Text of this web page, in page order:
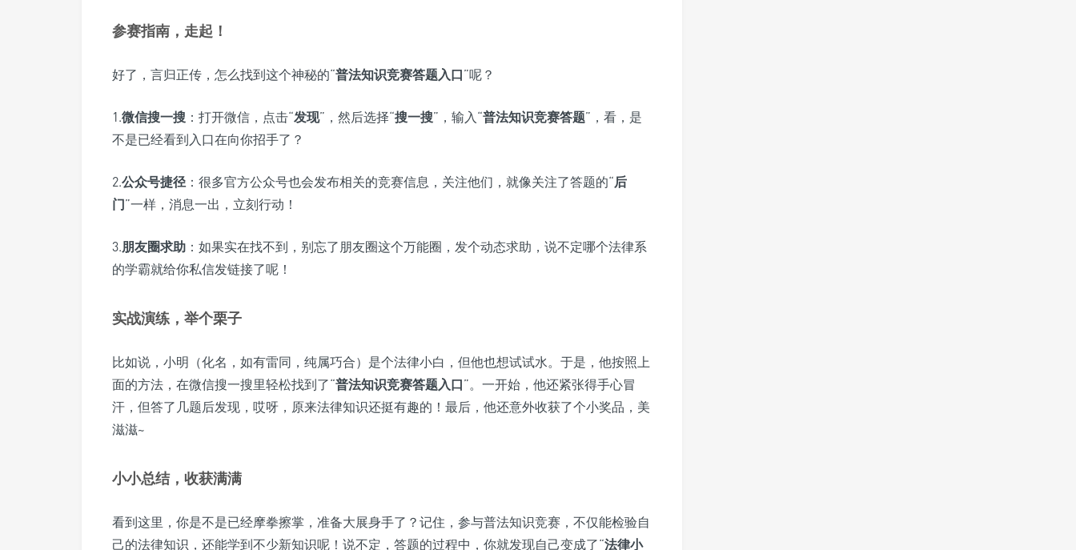
参赛指南，走起！
好了，言归正传，怎么找到这个神秘的“普法知识竞赛答题入口”呢？
1.微信搜一搜 ：打开微信，点击“发现”，然后选择“搜一搜”，输入“普法知识竞赛答题”，看，是
不是已经看到入口在向你招手了？
2.公众号捷径 ：很多官方公众号也会发布相关的竞赛信息，关注他们，就像关注了答题的“后
门”一样，消息一出，立刻行动！
3.朋友圈求助 ：如果实在找不到，别忘了朋友圈这个万能圈，发个动态求助，说不定哪个法律系
的学霸就给你私信发链接了呢！
实战演练，举个栗子
比如说，小明（化名，如有雷同，纯属巧合）是个法律小白，但他也想试试水。于是，他按照上
面的方法，在微信搜一搜里轻松找到了“普法知识竞赛答题入口”。一开始，他还紧张得手心冒
汗，但答了几题后发现，哎呀，原来法律知识还挺有趣的！最后，他还意外收获了个小奖品，美
滋滋~
小小总结，收获满满
看到这里，你是不是已经摩拳擦掌，准备大展身手了？记住，参与普法知识竞赛，不仅能检验自
己的法律知识，还能学到不少新知识呢！说不定，答题的过程中，你就发现自己变成了“法律小